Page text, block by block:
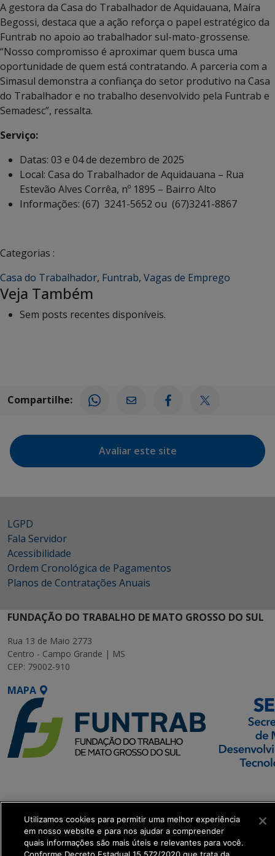
A gestora da Casa do Trabalhador de Aquidauana, Maíra
Begossi, destaca que a ação reforça o papel estratégico da
Funtrab no apoio ao trabalhador sul-mato-grossense.
“Nosso compromisso é aproximar quem busca uma
oportunidade de quem está contratando. A parceria com a
Simasul demonstra a confiança do setor produtivo na Casa
do Trabalhador e no trabalho desenvolvido pela Funtrab e
Semadesc”, ressalta.
Serviço:
Datas: 03 e 04 de dezembro de 2025
Local: Casa do Trabalhador de Aquidauana – Rua
Estevão Alves Corrêa, nº 1895 – Bairro Alto
Informações: (67) 3241-5652 ou (67)3241-8867
Categorias :
Casa do Trabalhador, Funtrab, Vagas de Emprego
Veja Também
Sem posts recentes disponíveis.
Compartilhe:
Avaliar este site
LGPD
Fala Servidor
Acessibilidade
Ordem Cronológica de Pagamentos
Planos de Contratações Anuais
FUNDAÇÃO DO TRABALHO DE MATO GROSSO DO SUL
Rua 13 de Maio 2773
Centro - Campo Grande | MS
CEP: 79002-910
MAPA
Executiva de
Transformação Digital
get_footer();
Utilizamos cookies para permitir uma melhor experiência
em nosso website e para nos ajudar a compreender
quais informações são mais úteis e relevantes para você.